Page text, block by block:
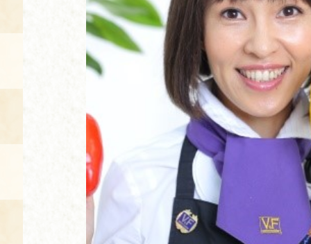
使用料・お支払い方法
展示見学
講演会付き料理教室
あじわい館弁当